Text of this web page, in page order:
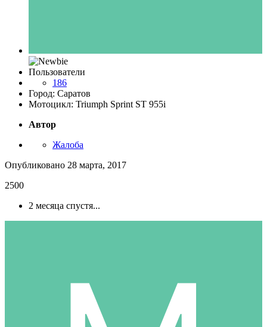
Пользователи
186
Город: Саратов
Мотоцикл: Triumph Sprint ST 955i
Автор
Жалоба
Опубликовано 28 марта, 2017
2500
2 месяца спустя...